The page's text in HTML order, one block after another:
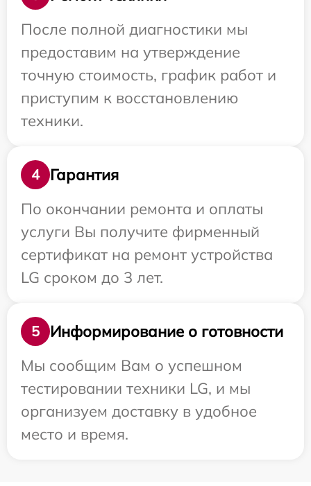
После полной диагностики мы
предоставим на утверждение
точную стоимость, график работ и
приступим к восстановлению
техники.
4
Гарантия
По окончании ремонта и оплаты
услуги Вы получите фирменный
сертификат на ремонт устройства
LG сроком до 3 лет.
5
Информирование о готовности
Мы сообщим Вам о успешном
тестировании техники LG, и мы
организуем доставку в удобное
место и время.